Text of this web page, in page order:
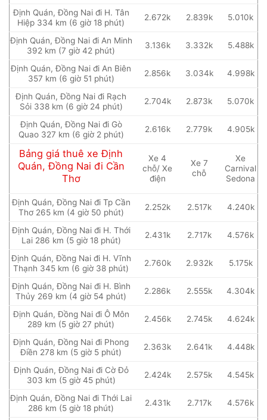
Định Quán, Đồng Nai đi H. Tân
Hiệp 334 km (6 giờ 18 phút)
2.672k 2.839k 5.010k
Định Quán, Đồng Nai đi An Minh
392 km (7 giờ 42 phút)
3.136k 3.332k 5.488k
Định Quán, Đồng Nai đi An Biên
357 km (6 giờ 51 phút)
2.856k 3.034k 4.998k
Định Quán, Đồng Nai đi Rạch
Sỏi 338 km (6 giờ 24 phút)
2.704k 2.873k 5.070k
Định Quán, Đồng Nai đi Gò
Quao 327 km (6 giờ 2 phút)
2.616k 2.779k 4.905k
Bảng giá thuê xe Định
Quán, Đồng Nai đi Cần
Thơ
Xe 4
chỗ/ Xe
điện
Xe 7
chỗ
Xe
Carnival
Sedona
Định Quán, Đồng Nai đi Tp Cần
Thơ 265 km (4 giờ 50 phút)
2.252k 2.517k 4.240k
Định Quán, Đồng Nai đi H. Thới
Lai 286 km (5 giờ 18 phút)
2.431k 2.717k 4.576k
Định Quán, Đồng Nai đi H. Vĩnh
Thạnh 345 km (6 giờ 38 phút)
2.760k 2.932k 5.175k
Định Quán, Đồng Nai đi H. Bình
Thủy 269 km (4 giờ 54 phút)
2.286k 2.555k 4.304k
Định Quán, Đồng Nai đi Ô Môn
289 km (5 giờ 27 phút)
2.456k 2.745k 4.624k
Định Quán, Đồng Nai đi Phong
Điền 278 km (5 giờ 5 phút)
2.363k 2.641k 4.448k
Định Quán, Đồng Nai đi Cờ Đỏ
303 km (5 giờ 45 phút)
2.424k 2.575k 4.545k
Định Quán, Đồng Nai đi Thới Lai
286 km (5 giờ 18 phút)
2.431k 2.717k 4.576k